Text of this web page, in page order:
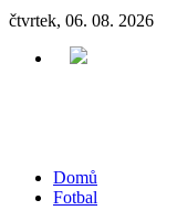
čtvrtek, 06. 08. 2026
Domů
Fotbal